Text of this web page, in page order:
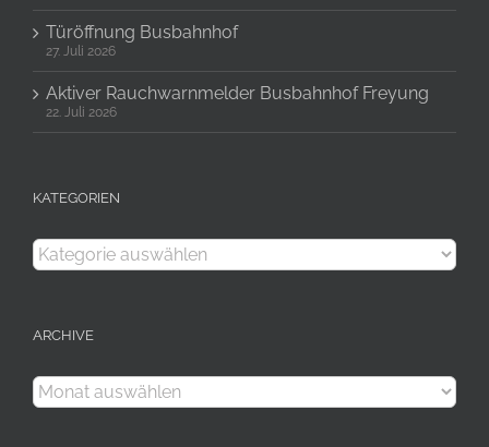
Türöffnung Busbahnhof
27. Juli 2026
Aktiver Rauchwarnmelder Busbahnhof Freyung
22. Juli 2026
KATEGORIEN
Kategorien
ARCHIVE
Archive